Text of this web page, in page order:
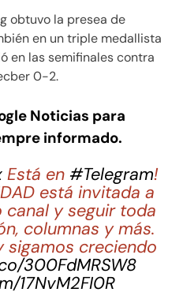
obtuvo la presea de
en un triple medallista
en las semifinales contra
0-2.
Noticias para
informado.
Está en #Telegram!
está invitada a
canal y seguir toda
columnas y más.
sigamos creciendo
300FdMRSW8
17NvM2FI0R